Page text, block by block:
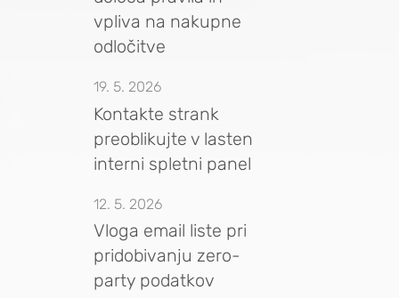
vpliva na nakupne
odločitve
19. 5. 2026
Kontakte strank
preoblikujte v lasten
interni spletni panel
12. 5. 2026
Vloga email liste pri
pridobivanju zero-
party podatkov